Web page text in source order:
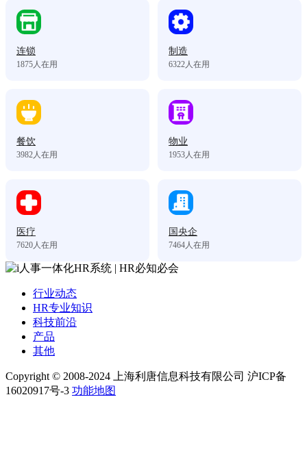
连锁
1875人在用
制造
6322人在用
餐饮
3982人在用
物业
1953人在用
医疗
7620人在用
国央企
7464人在用
行业动态
HR专业知识
科技前沿
产品
其他
Copyright © 2008-2024 上海利唐信息科技有限公司 沪ICP备
16020917号-3 功能地图